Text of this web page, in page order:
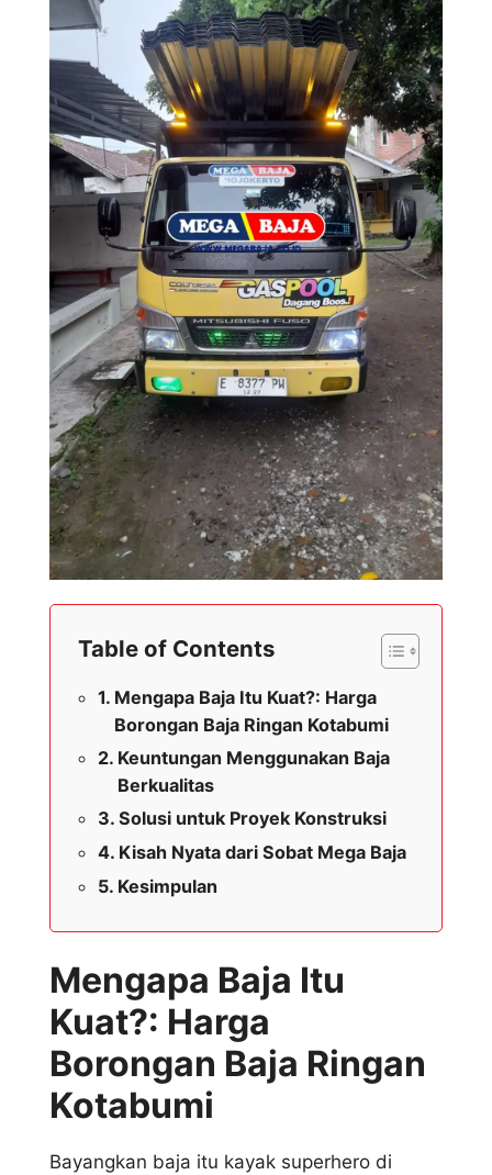
Table of Contents
Mengapa Baja Itu Kuat?: Harga
Borongan Baja Ringan Kotabumi
Keuntungan Menggunakan Baja
Berkualitas
Solusi untuk Proyek Konstruksi
Kisah Nyata dari Sobat Mega Baja
Kesimpulan
Mengapa Baja Itu
Kuat?: Harga
Borongan Baja Ringan
Kotabumi
Bayangkan baja itu kayak superhero di